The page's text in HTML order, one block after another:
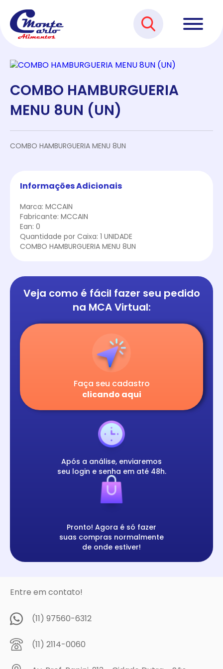
COMBO HAMBURGUERIA
MENU 8UN (UN)
COMBO HAMBURGUERIA MENU 8UN
Informações Adicionais
Marca: MCCAIN
Fabricante: MCCAIN
Ean: 0
Quantidade por Caixa: 1 UNIDADE
COMBO HAMBURGUERIA MENU 8UN
Veja como é fácil fazer seu pedido
na MCA Virtual:
Faça seu cadastro
clicando aqui
Após a análise, enviaremos
seu login e senha em até 48h.
Pronto! Agora é só fazer
suas compras normalmente
de onde estiver!
Entre em contato!
(11) 97560-6312
(11) 2114-0060